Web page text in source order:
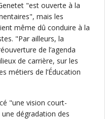
"est ouverte à la
mais les
même dû conduire à la
"Par ailleurs, la
de l’agenda
de carrière, sur les
métiers de l’Éducation
"une vision court-
dégradation des